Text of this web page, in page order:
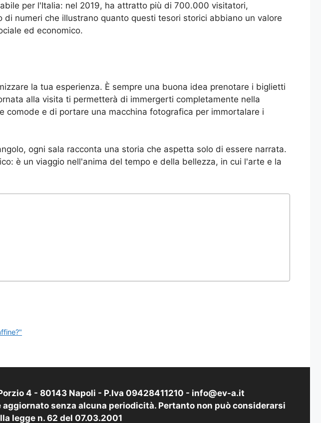
per l'Italia: nel 2019, ha attratto più di 700.000 visitatori,
numeri che illustrano quanto questi tesori storici abbiano un valore
ed economico.
la tua esperienza. È sempre una buona idea prenotare i biglietti
alla visita ti permetterà di immergerti completamente nella
comode e di portare una macchina fotografica per immortalare i
ogni sala racconta una storia che aspetta solo di essere narrata.
è un viaggio nell'anima del tempo e della bellezza, in cui l'arte e la
4 - 80143 Napoli - P.Iva 09428411210 - info@ev-a.it
senza alcuna periodicità. Pertanto non può considerarsi
legge n. 62 del 07.03.2001